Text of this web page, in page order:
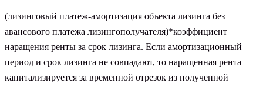
(лизинговый платеж-амортизация объекта лизинга без
авансового платежа лизингополучателя)*коэффициент
наращения ренты за срок лизинга. Если амортизационный
период и срок лизинга не совпадают, то наращенная рента
капитализируется за временной отрезок из полученной